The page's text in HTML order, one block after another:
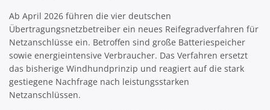
Ab April 2026 führen die vier deutschen
Übertragungsnetzbetreiber ein neues Reifegradverfahren für
Netzanschlüsse ein. Betroffen sind große Batteriespeicher
sowie energieintensive Verbraucher. Das Verfahren ersetzt
das bisherige Windhundprinzip und reagiert auf die stark
gestiegene Nachfrage nach leistungsstarken
Netzanschlüssen.